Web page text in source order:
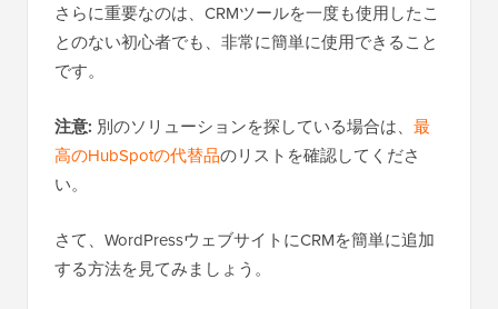
さらに重要なのは、CRMツールを一度も使用したこ
とのない初心者でも、非常に簡単に使用できること
です。
注意: 別のソリューションを探している場合は、 最
高のHubSpotの代替品のリストを確認してくださ
い。
さて、WordPressウェブサイトにCRMを簡単に追加
する方法を見てみましょう。